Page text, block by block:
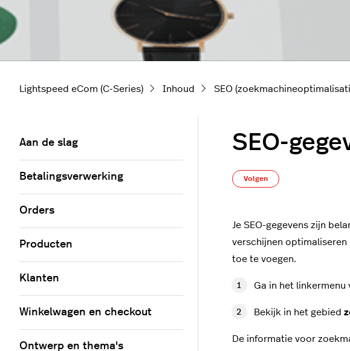
Lightspeed eCom (C-Series) Inhoud SEO
SEO-
Volgen
Je SEO-gegevens zijn
verschijnen
toe te voegen.
Ga in het
Bekijk in het gebied
De informatie voor
Aan de slag
Betalingsverwerking
Orders
Producten
Klanten
Winkelwagen en checkout
Ontwerp en thema's